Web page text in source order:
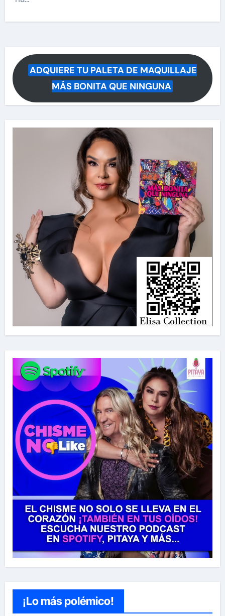
ADQUIERE TU PALETA DE MAQUILLAJE
MÁS BONITA QUE NINGUNA
¡Lo más polémico!